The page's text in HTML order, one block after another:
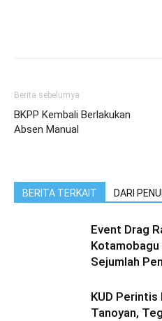
Berita sebelumya
BKPP Kembali Berlakukan
Absen Manual
BERITA TERKAIT DARI
Event Drag
Kotamobagu
Sejumlah
KUD Perintis
Tanoyan,